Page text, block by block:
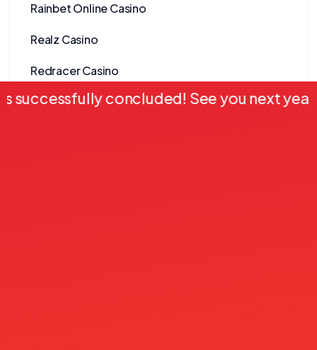
concluded! See you next year! •
Rainbet Online Casino
Realz Casino
Redracer Casino
Reelson Casino